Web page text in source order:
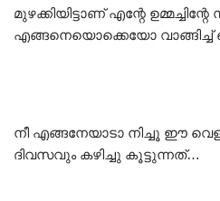
മുഴക്കിയിട്ടാണ് എന്റേ
എങ്ങനെയൊക്കെയോ വാങ്ങിച്ച്
നീ എങ്ങനേയാടാ നിച്ചൂ ഈ
ദിവസവും കഴിച്ചു കൂട്ടുന്നത്…